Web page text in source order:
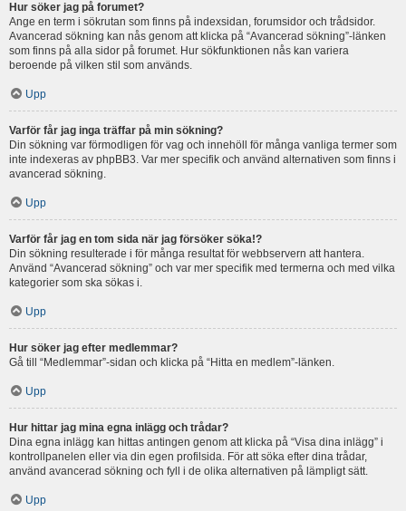
Hur söker jag på forumet?
Ange en term i sökrutan som finns på indexsidan, forumsidor och trådsidor.
Avancerad sökning kan nås genom att klicka på “Avancerad sökning”-länken
som finns på alla sidor på forumet. Hur sökfunktionen nås kan variera
beroende på vilken stil som används.
Upp
Varför får jag inga träffar på min sökning?
Din sökning var förmodligen för vag och innehöll för många vanliga termer som
inte indexeras av phpBB3. Var mer specifik och använd alternativen som finns i
avancerad sökning.
Upp
Varför får jag en tom sida när jag försöker söka!?
Din sökning resulterade i för många resultat för webbservern att hantera.
Använd “Avancerad sökning” och var mer specifik med termerna och med vilka
kategorier som ska sökas i.
Upp
Hur söker jag efter medlemmar?
Gå till “Medlemmar”-sidan och klicka på “Hitta en medlem”-länken.
Upp
Hur hittar jag mina egna inlägg och trådar?
Dina egna inlägg kan hittas antingen genom att klicka på “Visa dina inlägg” i
kontrollpanelen eller via din egen profilsida. För att söka efter dina trådar,
använd avancerad sökning och fyll i de olika alternativen på lämpligt sätt.
Upp